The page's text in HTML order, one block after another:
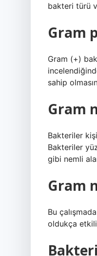
bakteri türü
Gram
Gram (+)
sahip
Gram
Bakteriler
Bakteriler
gibi nemli
Gram
Bu
oldukça